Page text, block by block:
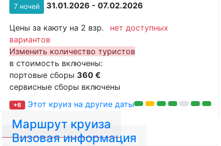
7 ночей 31.01.2026 - 07.02.2026
Цены за каюту на 2 взр.
нет доступных
вариантов
Изменить количество туристов
в стоимость включены:
портовые сборы 360 €
сервисные сборы включены
+6 Этот круиз на другие даты
Маршрут круиза
Визовая информация